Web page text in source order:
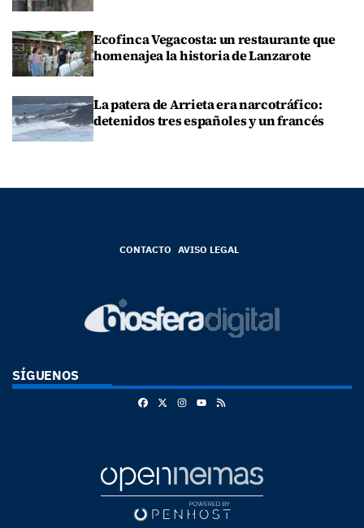
Ecofinca Vegacosta: un restaurante que
homenajea la historia de Lanzarote
La patera de Arrieta era narcotráfico:
detenidos tres españoles y un francés
CONTACTO AVISO LEGAL
SÍGUENOS
FacebookInstagram